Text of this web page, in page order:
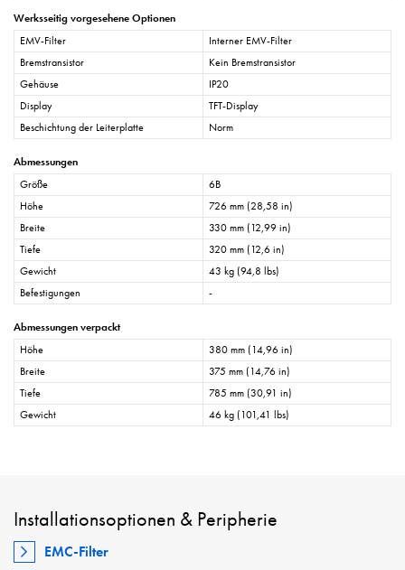
Werksseitig vorgesehene Optionen
EMV-Filter
Interner EMV-Filter
Bremstransistor
Kein Bremstransistor
Gehäuse
IP20
Display
TFT-Display
Beschichtung der Leiterplatte
Norm
Abmessungen
Größe
6B
Höhe
726 mm (28,58 in)
Breite
330 mm (12,99 in)
Tiefe
320 mm (12,6 in)
Gewicht
43 kg (94,8 lbs)
Befestigungen
-
Abmessungen verpackt
Höhe
380 mm (14,96 in)
Breite
375 mm (14,76 in)
Tiefe
785 mm (30,91 in)
Gewicht
46 kg (101,41 lbs)
Installationsoptionen & Peripherie
EMC-Filter